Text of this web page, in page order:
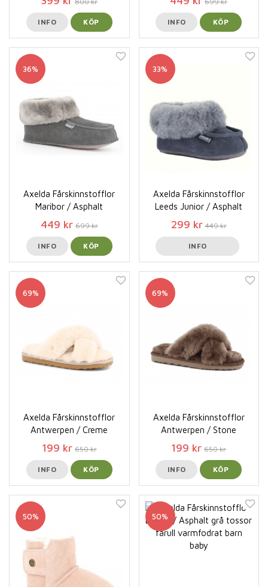
INFO KÖP INFO KÖP
36%
Axelda Fårskinnstofflor
Maribor / Asphalt
449 kr 699 kr
INFO KÖP
33%
Axelda Fårskinnstofflor
Leeds Junior / Asphalt
299 kr 449 kr
INFO
69%
Axelda Fårskinnstofflor
Antwerpen / Creme
199 kr 650 kr
INFO KÖP
69%
Axelda Fårskinnstofflor
Antwerpen / Stone
199 kr 650 kr
INFO KÖP
50% 50%